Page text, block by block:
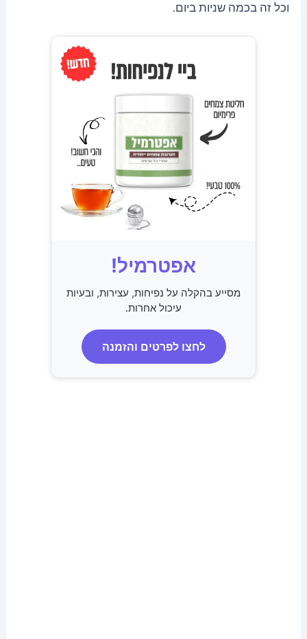
וכל זה בכמה שניות ביום.
אפטרמיל!
מסייע בהקלה על נפיחות, עצירות, ובעיות
עיכול אחרות.
לחצו לפרטים והזמנה